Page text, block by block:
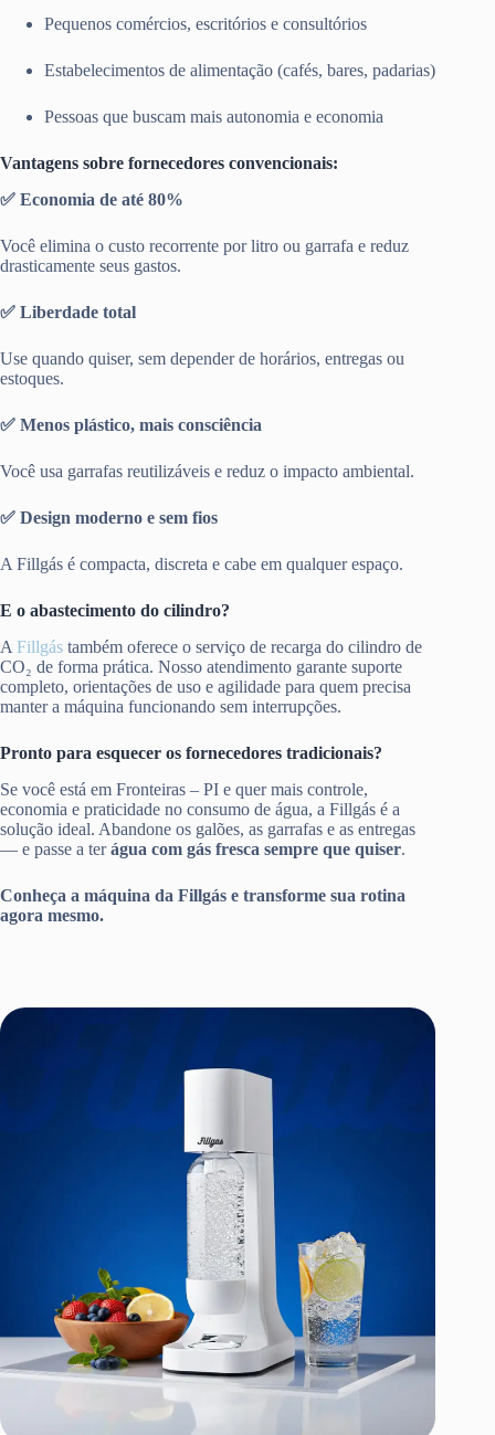
Pequenos comércios, escritórios e consultórios
Estabelecimentos de alimentação (cafés, bares, padarias)
Pessoas que buscam mais autonomia e economia
Vantagens sobre fornecedores convencionais:
✅ Economia de até 80%
Você elimina o custo recorrente por litro ou garrafa e reduz
drasticamente seus gastos.
✅ Liberdade total
Use quando quiser, sem depender de horários, entregas ou
estoques.
✅ Menos plástico, mais consciência
Você usa garrafas reutilizáveis e reduz o impacto ambiental.
✅ Design moderno e sem fios
A Fillgás é compacta, discreta e cabe em qualquer espaço.
E o abastecimento do cilindro?
A Fillgás também oferece o serviço de recarga do cilindro de
CO₂ de forma prática. Nosso atendimento garante suporte
completo, orientações de uso e agilidade para quem precisa
manter a máquina funcionando sem interrupções.
Pronto para esquecer os fornecedores tradicionais?
Se você está em Fronteiras – PI e quer mais controle,
economia e praticidade no consumo de água, a Fillgás é a
solução ideal. Abandone os galões, as garrafas e as entregas
— e passe a terágua com gás fresca sempre que quiser.
Conheça a máquina da Fillgás e transforme sua rotina
agora mesmo.